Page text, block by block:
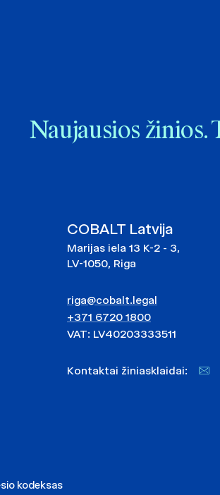
Naujausios žinios.
COBALT Latvija
Marijas iela 13 K-2 - 3,
LV-1050, Riga
riga@cobalt.legal
+371 6720 1800
VAT: LV40203333511
Kontaktai žiniasklaidai:
kodeksas